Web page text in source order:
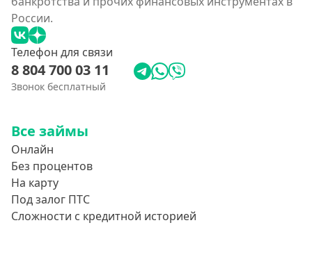
России.
Телефон для связи
8 804 700 03 11
Звонок бесплатный
Все займы
Онлайн
Без процентов
На карту
Под залог ПТС
Сложности с кредитной историей